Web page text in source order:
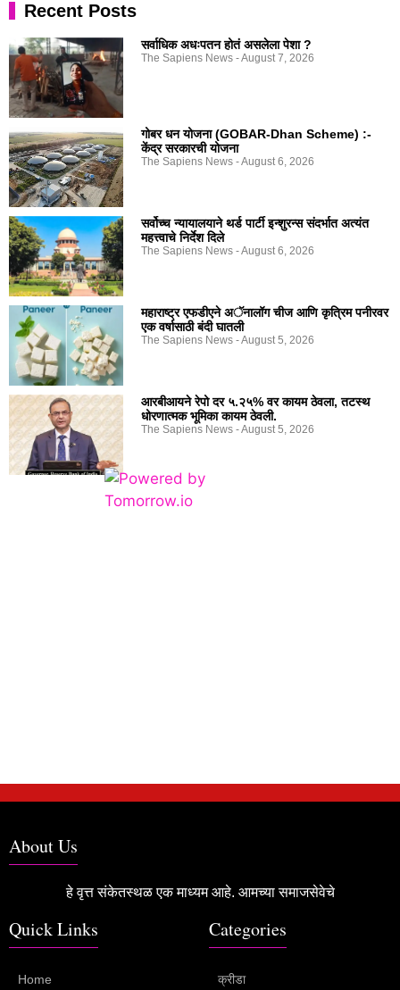
Recent Posts
सर्वाधिक अधःपतन होतं असलेला पेशा ?
The Sapiens News August 7, 2026
गोबर धन योजना (GOBAR-Dhan Scheme) :-
केंद्र सरकारची योजना
The Sapiens News August 6, 2026
सर्वोच्च न्यायालयाने थर्ड पार्टी इन्शुरन्स संदर्भात अत्यंत
महत्त्वाचे निर्देश दिले
The Sapiens News August 6, 2026
महाराष्ट्र एफडीएने अॅनालॉग चीज आणि कृत्रिम पनीरवर
एक वर्षासाठी बंदी घातली
The Sapiens News August 5, 2026
आरबीआयने रेपो दर ५.२५% वर कायम ठेवला, तटस्थ
धोरणात्मक भूमिका कायम ठेवली.
The Sapiens News August 5, 2026
About Us
हे वृत्त संकेतस्थळ एक माध्यम आहे. आमच्या समाजसेवेचे
Quick Links
Home
Categories
क्रीडा